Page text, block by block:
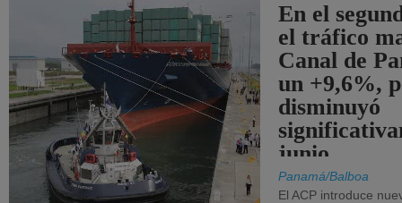
En el
el tráfico
Canal de
un +9,6%,
disminuyó
junio.
Panamá/Balboa
El ACP introduce